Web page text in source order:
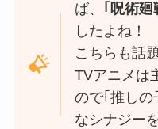
ば、 ｢呪術廻
したよね！
こちらも話
TVアニメは
ので｢推しの
なシナジー